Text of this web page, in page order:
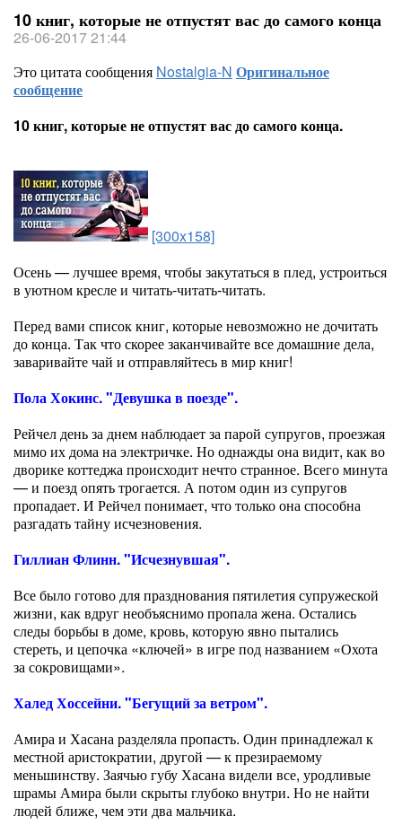
10 книг, которые не отпустят вас до самого конца
26-06-2017 21:44
Это цитата сообщения Nostalgia-N Оригинальное
сообщение
10 книг, которые не отпустят вас до самого конца.
[300x158]
Осень — лучшее время, чтобы закутаться в плед, устроиться
в уютном кресле и читать-читать-читать.
Перед вами список книг, которые невозможно не дочитать
до конца. Так что скорее заканчивайте все домашние дела,
заваривайте чай и отправляйтесь в мир книг!
Пола Хокинс. "Девушка в поезде".
Рейчел день за днем наблюдает за парой супругов, проезжая
мимо их дома на электричке. Но однажды она видит, как во
дворике коттеджа происходит нечто странное. Всего минута
— и поезд опять трогается. А потом один из супругов
пропадает. И Рейчел понимает, что только она способна
разгадать тайну исчезновения.
Гиллиан Флинн. "Исчезнувшая".
Все было готово для празднования пятилетия супружеской
жизни, как вдруг необъяснимо пропала жена. Остались
следы борьбы в доме, кровь, которую явно пытались
стереть, и цепочка «ключей» в игре под названием «Охота
за сокровищами».
Халед Хоссейни. "Бегущий за ветром".
Амира и Хасана разделяла пропасть. Один принадлежал к
местной аристократии, другой — к презираемому
меньшинству. Заячью губу Хасана видели все, уродливые
шрамы Амира были скрыты глубоко внутри. Но не найти
людей ближе, чем эти два мальчика.